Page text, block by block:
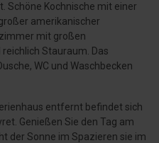
Schöne Kochnische mit einer
amerikanischer
mit großen
Stauraum. Das
WC und Waschbecken
entfernt befindet sich
Genießen Sie den Tag am
der Sonne im Spazieren sie im